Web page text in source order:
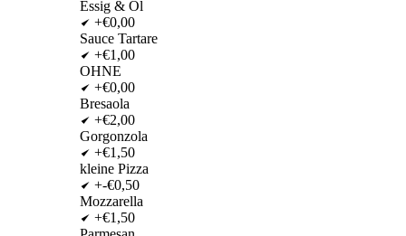
Essig & Öl
+€0,00
Sauce Tartare
+€1,00
OHNE
+€0,00
Bresaola
+€2,00
Gorgonzola
+€1,50
kleine Pizza
+-€0,50
Mozzarella
+€1,50